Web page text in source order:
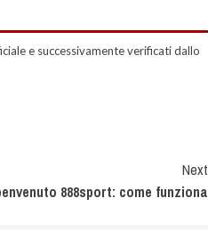
e successivamente verificati dallo
Next
888sport: come funziona